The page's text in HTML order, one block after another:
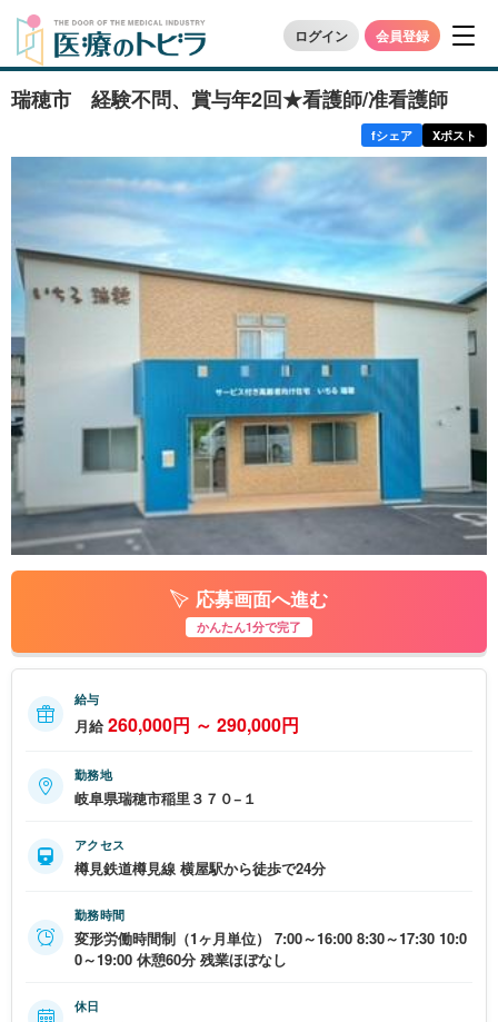
ログイン 会員登録
瑞穂市 経験不問、賞与年2回★看護師/准看護師
fシェア Xポスト
応募画面へ進む
かんたん1分で完了
給与
月給260,000円 ～ 290,000円
勤務地
岐阜県瑞穂市稲里３７０−１
勤務時間
変形労働時間制（1ヶ月単位） 7:00～16:00 8:30～17:30 10:0
0～19:00 休憩60分 残業ほぼなし
アクセス
樽見鉄道樽見線 横屋駅から徒歩で24分
休日